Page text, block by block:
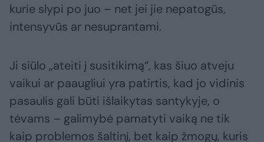
kurie slypi po juo – net jei jie nepatogūs,
intensyvūs ar nesuprantami.
Ji siūlo „ateiti į susitikimą“, kas šiuo atveju
vaikui ar paaugliui yra patirtis, kad jo vidinis
pasaulis gali būti išlaikytas santykyje, o
tėvams – galimybė pamatyti vaiką ne tik
kaip problemos šaltinį, bet kaip žmogų, kuris